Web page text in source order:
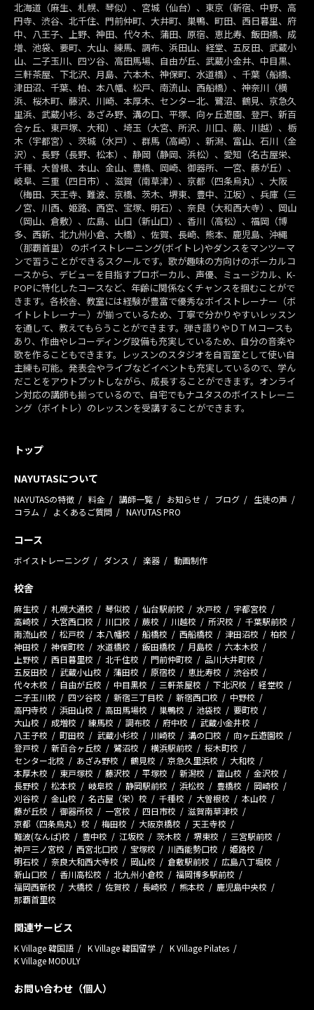
北海道（麻生、札幌、琴似）、宮城（仙台）、東京（新宿、中野、高
円寺、渋谷、北千住、門前仲町、大井町、巣鴨、町田、西日暮里、府
中、八王子、上野、神田、代々木、蒲田、原宿、恵比寿、飯田橋、成
増、池袋、要町、大山、練馬、調布、浜田山、経堂、五反田、武蔵小
山、二子玉川、四ツ谷、高田馬場、自由が丘、武蔵小金井、中目黒、
三軒茶屋、下北沢、月島、六本木、神保町、水道橋）、千葉（船橋、
津田沼、千葉、柏、本八幡、松戸、南流山、西船橋）、神奈川（横
浜、桜木町、藤沢、川崎、本厚木、センター北、鷺沼、鶴見、京急久
里浜、武蔵小杉、あざみ野、溝の口、平塚、向ヶ丘遊園、登戸、新百
合ヶ丘、東戸塚、大和）、埼玉（大宮、所沢、川口、蕨、川越）、栃
木（宇都宮）、茨城（水戸）、群馬（高崎）、新潟、富山、石川（金
沢）、長野（長野、松本）、静岡（静岡、浜松）、愛知（名古屋栄、
千種、大曽根、本山、金山、豊橋、岡崎、御器所、一宮、藤が丘）、
岐阜、三重（四日市）、滋賀（南草津）、京都（四条烏丸）、大阪
（梅田、天王寺、難波、京橋、茨木、堺東、豊中、江坂）、兵庫（三
ノ宮、川西、姫路、西宮、宝塚、明石）、奈良（大和西大寺）、岡山
（岡山、倉敷）、広島、山口（新山口）、香川（高松）、福岡（博
多、西新、北九州小倉、大橋）、佐賀、長崎、熊本、鹿児島、沖縄
（那覇首里） のボイストレーニング(ボイトレ)やダンスをマンツーマ
ンで習うことができるスクールです。歌が趣味の方向けのボーカルコ
ースから、デビューを目指すプロボーカル、声優、ミュージカル、K-
POPに特化したコースなど、年齢に関係なくチャンスを掴むことがで
きます。各校舎、教室には経験が豊富で優秀なボイストレーナー（ボ
イトレトレーナー）が揃っているため、丁寧で分かりやすいレッスン
を通して、教えてもらうことができます。弾き語りやＤＴＭコースも
あり、作曲やレコーディング設備も充実しているため、自分の音楽や
歌を作ることもできます。レッスンのスタジオを自習室として使い自
主練も可能。発表会やライブなどイベントも充実しているので、学ん
だことをアウトプットしながら、成長することができます。オンライ
ン対応の講師も揃っているので、自宅でもナユタスのボイストレーニ
ング（ボイトレ）のレッスンを受講することができます。
トップ
NAYUTASについて
NAYUTASの特徴 料金 講師一覧 お知らせ ブログ
生徒の声
コラム
よくあるご質問 NAYUTAS PRO
コース
ボイストレーニング ダンス 楽器 動画制作
校舎
麻生校 札幌大通校 琴似校 仙台駅前校 水戸校
宇都宮校
高崎校
大宮西口校 川口校 蕨校 川越校 所沢校
千葉駅前校
南流山校
松戸校 本八幡校 船橋校 西船橋校 津田沼校
柏校
神田校
神保町校 水道橋校 飯田橋校 月島校
六本木校
上野校
西日暮里校 北千住校 門前仲町校
品川大井町校
五反田校
武蔵小山校 蒲田校 原宿校 恵比寿校
渋谷校
代々木校
自由が丘校 中目黒校 三軒茶屋校 下北沢校
経堂校
二子玉川校
四ツ谷校 新宿三丁目校 新宿西口校
中野校
高円寺校
浜田山校 高田馬場校 巣鴨校 池袋校
要町校
大山校
成増校 練馬校 調布校 府中校
武蔵小金井校
八王子校
町田校 武蔵小杉校 川崎校 溝の口校
向ヶ丘遊園校
登戸校
新百合ヶ丘校 鷺沼校 横浜駅前校
桜木町校
センター北校
あざみ野校 鶴見校 京急久里浜校
大和校
本厚木校
東戸塚校 藤沢校 平塚校 新潟校 富山校
金沢校
長野校
松本校 岐阜校 静岡駅前校 浜松校 豊橋校
岡崎校
刈谷校
金山校 名古屋（栄）校 千種校 大曽根校
本山校
藤が丘校
御器所校 一宮校 四日市校
滋賀南草津校
京都（四条烏丸）校
梅田校 大阪京橋校
天王寺校
難波(なんば)校
豊中校 江坂校 茨木校 堺東校
三宮駅前校
神戸三ノ宮校
西宮北口校 宝塚校 川西能勢口校
姫路校
明石校
奈良大和西大寺校 岡山校 倉敷駅前校
広島八丁堀校
新山口校
香川高松校 北九州小倉校
福岡博多駅前校
福岡西新校
大橋校 佐賀校 長崎校 熊本校
鹿児島中央校
那覇首里校
関連サービス
K Village 韓国語 K Village 韓国留学
K Village Pilates
K Village MODULY
お問い合わせ（個人）